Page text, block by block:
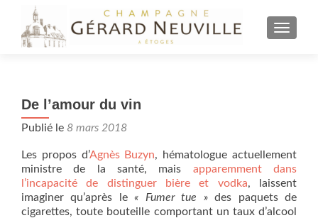
De l’amour du vin
Publié le 8 mars 2018
Les propos d’Agnès Buzyn, hématologue actuellement
ministre de la santé, mais apparemment dans
l’incapacité de distinguer bière et vodka, laissent
imaginer qu’après le« Fumer tue »des paquets de
cigarettes, toute bouteille comportant un taux d’alcool